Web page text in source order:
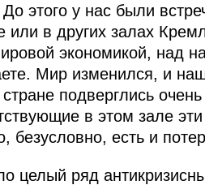
этого у нас были
или в других залах
экономикой, над
Мир изменился, и
подверглись
в этом зале
безусловно, есть и
целый ряд